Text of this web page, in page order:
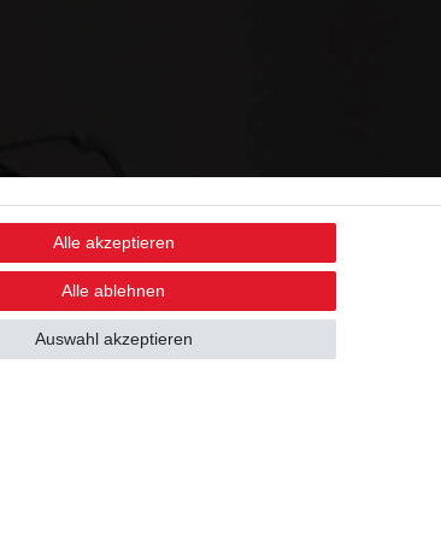
STAY CONNECTED
Alle akzeptieren
Alle ablehnen
Auswahl akzeptieren